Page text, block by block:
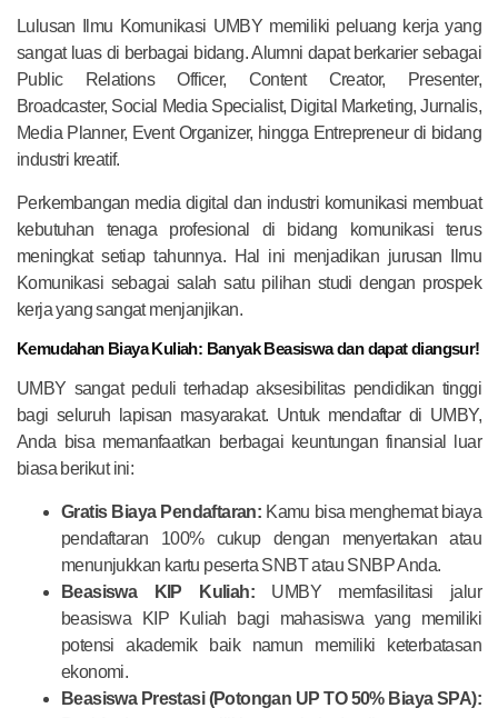
Lulusan Ilmu Komunikasi UMBY memiliki peluang kerja yang
sangat luas di berbagai bidang. Alumni dapat berkarier sebagai
Public Relations Officer, Content Creator, Presenter,
Broadcaster, Social Media Specialist, Digital Marketing, Jurnalis,
Media Planner, Event Organizer, hingga Entrepreneur di bidang
industri kreatif.
Perkembangan media digital dan industri komunikasi membuat
kebutuhan tenaga profesional di bidang komunikasi terus
meningkat setiap tahunnya. Hal ini menjadikan jurusan Ilmu
Komunikasi sebagai salah satu pilihan studi dengan prospek
kerja yang sangat menjanjikan.
Kemudahan Biaya Kuliah: Banyak Beasiswa dan dapat diangsur!
UMBY sangat peduli terhadap aksesibilitas pendidikan tinggi
bagi seluruh lapisan masyarakat. Untuk mendaftar di UMBY,
Anda bisa memanfaatkan berbagai keuntungan finansial luar
biasa berikut ini:
Gratis Biaya Pendaftaran: Kamu bisa menghemat biaya
pendaftaran 100% cukup dengan menyertakan atau
menunjukkan kartu peserta SNBT atau SNBP Anda.
Beasiswa KIP Kuliah: UMBY memfasilitasi jalur
beasiswa KIP Kuliah bagi mahasiswa yang memiliki
potensi akademik baik namun memiliki keterbatasan
ekonomi.
Beasiswa Prestasi (Potongan UP TO 50% Biaya SPA):